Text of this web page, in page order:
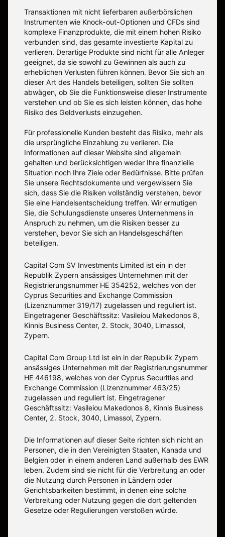
Transaktionen mit nicht lieferbaren außerbörslichen
Instrumenten wie Knock-out-Optionen und CFDs sind
komplexe Finanzprodukte, die mit einem hohen Risiko
verbunden sind, das gesamte investierte Kapital zu
verlieren. Derartige Produkte sind nicht für alle Anleger
geeignet, da sie sowohl zu Gewinnen als auch zu
erheblichen Verlusten führen können. Bevor Sie sich an
dieser Art des Handels beteiligen, sollten Sie sollten
abwägen, ob Sie die Funktionsweise dieser Instrumente
verstehen und ob Sie es sich leisten können, das hohe
Risiko des Geldverlusts einzugehen.
Für professionelle Kunden besteht das Risiko, mehr als
die ursprüngliche Einzahlung zu verlieren. Die
Informationen auf dieser Website sind allgemein
gehalten und berücksichtigen weder Ihre finanzielle
Situation noch Ihre Ziele oder Bedürfnisse. Bitte prüfen
Sie unsere Rechtsdokumente und vergewissern Sie
sich, dass Sie die Risiken vollständig verstehen, bevor
Sie eine Handelsentscheidung treffen. Wir ermutigen
Sie, die Schulungsdienste unseres Unternehmens in
Anspruch zu nehmen, um die Risiken besser zu
verstehen, bevor Sie sich an Handelsgeschäften
beteiligen.
Capital Com SV Investments Limited ist ein in der
Republik Zypern ansässiges Unternehmen mit der
Registrierungsnummer HE 354252, welches von der
Cyprus Securities and Exchange Commission
(Lizenznummer 319/17) zugelassen und reguliert ist.
Eingetragener Geschäftssitz: Vasileiou Makedonos 8,
Kinnis Business Center, 2. Stock, 3040, Limassol,
Zypern.
Capital Com Group Ltd ist ein in der Republik Zypern
ansässiges Unternehmen mit der Registrierungsnummer
ΗΕ 446198, welches von der Cyprus Securities and
Exchange Commission (Lizenznummer 463/25)
zugelassen und reguliert ist. Eingetragener
Geschäftssitz: Vasileiou Makedonos 8, Kinnis Business
Center, 2. Stock, 3040, Limassol, Zypern.
Die Informationen auf dieser Seite richten sich nicht an
Personen, die in den Vereinigten Staaten, Kanada und
Belgien oder in einem anderen Land außerhalb des EWR
leben. Zudem sind sie nicht für die Verbreitung an oder
die Nutzung durch Personen in Ländern oder
Gerichtsbarkeiten bestimmt, in denen eine solche
Verbreitung oder Nutzung gegen die dort geltenden
Gesetze oder Regulierungen verstoßen würde.